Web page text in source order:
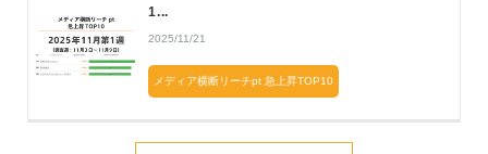
1...
2025/11/21
メディア横断リーチpt 急上昇TOP10